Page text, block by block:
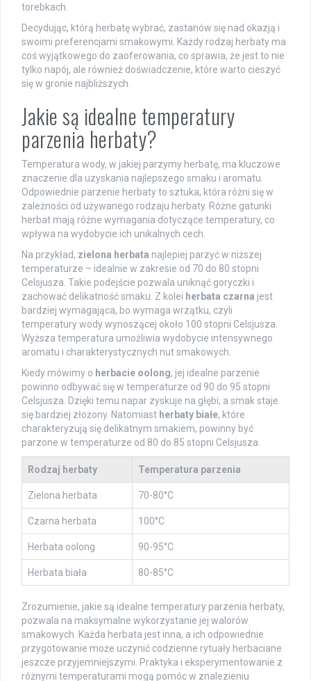
torebkach.
Decydując, którą herbatę wybrać, zastanów się nad okazją i
swoimi preferencjami smakowymi. Każdy rodzaj herbaty ma
coś wyjątkowego do zaoferowania, co sprawia, że jest to nie
tylko napój, ale również doświadczenie, które warto cieszyć
się w gronie najbliższych.
Jakie są idealne temperatury
parzenia herbaty?
Temperatura wody, w jakiej parzymy herbatę, ma kluczowe
znaczenie dla uzyskania najlepszego smaku i aromatu.
Odpowiednie parzenie herbaty to sztuka, która różni się w
zależności od używanego rodzaju herbaty. Różne gatunki
herbat mają różne wymagania dotyczące temperatury, co
wpływa na wydobycie ich unikalnych cech.
Na przykład, zielona herbata najlepiej parzyć w niższej
temperaturze – idealnie w zakresie od 70 do 80 stopni
Celsjusza. Takie podejście pozwala uniknąć goryczki i
zachować delikatność smaku. Z kolei herbata czarna jest
bardziej wymagająca, bo wymaga wrzątku, czyli
temperatury wody wynoszącej około 100 stopni Celsjusza.
Wyższa temperatura umożliwia wydobycie intensywnego
aromatu i charakterystycznych nut smakowych.
Kiedy mówimy o herbacie oolong, jej idealne parzenie
powinno odbywać się w temperaturze od 90 do 95 stopni
Celsjusza. Dzięki temu napar zyskuje na głębi, a smak staje
się bardziej złożony. Natomiast herbaty białe, które
charakteryzują się delikatnym smakiem, powinny być
parzone w temperaturze od 80 do 85 stopni Celsjusza.
Rodzaj herbaty Temperatura parzenia
Zielona herbata 70-80°C
Czarna herbata 100°C
Herbata oolong 90-95°C
Herbata biała 80-85°C
Zrozumienie, jakie są idealne temperatury parzenia herbaty,
pozwala na maksymalne wykorzystanie jej walorów
smakowych. Każda herbata jest inna, a ich odpowiednie
przygotowanie może uczynić codzienne rytuały herbaciane
jeszcze przyjemniejszymi. Praktyka i eksperymentowanie z
różnymi temperaturami mogą pomóc w znalezieniu